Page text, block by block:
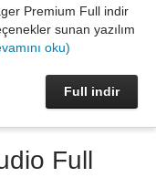
Premium Full indir
sunan yazılım
oku)
Full indir
Full